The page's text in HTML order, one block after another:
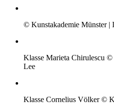
© Kunstakademie Münster |
Klasse Marieta Chirulescu
Lee
Klasse Cornelius Völker ©